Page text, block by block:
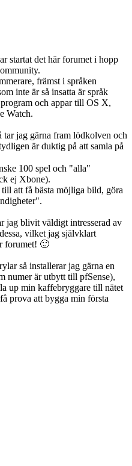
startat det här forumet i hopp
främst i språken
inte är så insatta är språk
och appar till OS X,
Watch.
jag gärna fram lödkolven och
är duktig på att samla på
100 spel och "alla"
ej Xbone).
att få bästa möjliga bild, göra
jag blivit väldigt intresserad av
vilket jag självklart
forumet! 🙂
så installerar jag gärna en
numer är utbytt till pfSense),
up min kaffebryggare till nätet
prova att bygga min första